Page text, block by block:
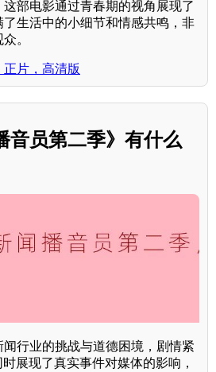
部电影通过青春期的视角展现了
生活中的小细节和情感共鸣，非
。
片，高清版
音员第二季》有什么
行业的挑战与道德困境，剧情紧
展现了真实事件对媒体的影响，